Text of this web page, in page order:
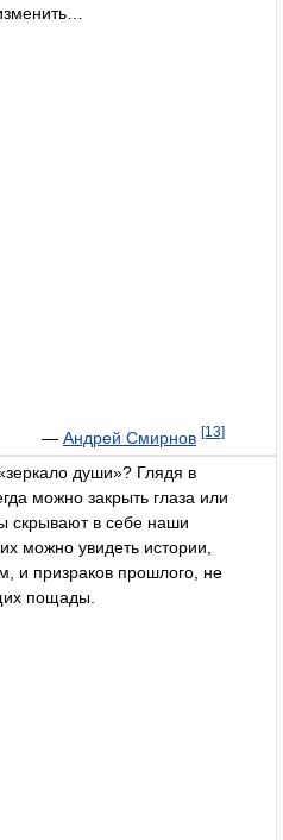
— Андрей Смирнов [13]
души»? Глядя в
можно закрыть глаза или
скрывают в себе наши
можно увидеть истории,
и призраков прошлого, не
пощады.